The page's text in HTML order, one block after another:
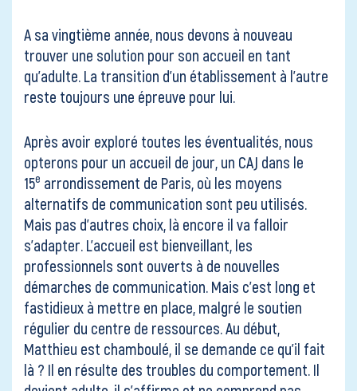
A sa vingtième année, nous devons à nouveau
trouver une solution pour son accueil en tant
qu’adulte. La transition d’un établissement à l’autre
reste toujours une épreuve pour lui.
Après avoir exploré toutes les éventualités, nous
opterons pour un accueil de jour, un CAJ dans le
15e arrondissement de Paris, où les moyens
alternatifs de communication sont peu utilisés.
Mais pas d’autres choix, là encore il va falloir
s’adapter. L’accueil est bienveillant, les
professionnels sont ouverts à de nouvelles
démarches de communication. Mais c’est long et
fastidieux à mettre en place, malgré le soutien
régulier du centre de ressources. Au début,
Matthieu est chamboulé, il se demande ce qu’il fait
là ? Il en résulte des troubles du comportement. Il